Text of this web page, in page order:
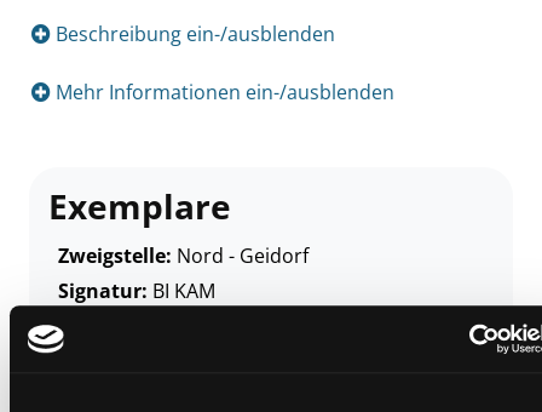
Beschreibung ein-/ausblenden
Mehr Informationen ein-/ausblenden
Exemplare
Zweigstelle: Nord - Geidorf
Signatur: BI KAM
Standort 2: